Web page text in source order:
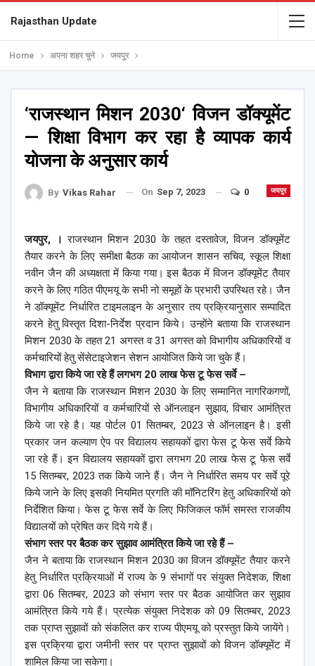
Rajasthan Update
Home अपना शहर चुने जयपुर
‘राजस्थान मिशन 2030‘ विजन डॉक्यूमेंट
— शिक्षा विभाग कर रहा है व्यापक कार्य
योजना के अनुसार कार्य
जयपुर
By Vikas Rahar On Sep 7, 2023 0
जयपुर, । राजस्थान मिशन 2030 के तहत दस्तावेज, विजन डॉक्यूमेंट
तैयार करने के लिए समीक्षा बैठक का आयोजन शासन सचिव, स्कूल शिक्षा
नवीन जैन की अध्यक्षता में किया गया। इस बैठक में विजन डॉक्यूमेंट तैयार
करने के लिए गठित पीएमयू के सभी नो समूहों के प्रभारी उपस्थित रहे। जैन
ने डॉक्यूमेंट निर्धारित टाइमलाइन के अनुसार तय प्रक्रियानुसार सम्पादित
करने हेतु विस्तृत दिशा-निर्देश प्रदान किये। उन्होंने बताया कि राजस्थान
मिशन 2030 के तहत 21 अगस्त व 31 अगस्त को विभागीय अधिकारियों व
कर्मचारियों हेतु सेंसेटाइजेशन सेशन आयोजित किये जा चुके हैं।
विभाग द्वारा किये जा रहे हैं लगभग 20 लाख फेस टू फेस सर्वे –
जैन ने बताया कि राजस्थान मिशन 2030 के लिए सम्मानित नागरिकगणों,
विभागीय अधिकारियों व कर्मचारियों से ऑनलाइन सुझाव, विचार आमंत्रित
किये जा रहे है। यह पोर्टल 01 सितम्बर, 2023 से ऑनलाइन है। इसी
प्रकार जन कल्याण ऐप पर विद्यालय सहायकों द्वारा फेस टू फेस सर्वे किये
जा रहे हैं। इन विद्यालय सहायकों द्वारा लगभग 20 लाख फेस टू फेस सर्वे
15 सितम्बर, 2023 तक किये जाने हैं। जैन ने निर्धारित समय पर सर्वे पूरे
किये जाने के लिए इसकी नियमित प्रगति की मॉनिटरिंग हेतु अधिकारियों को
निर्देशित किया। फेस टू फेस सर्वे के लिए फिजिकल फॉर्म समस्त राजकीय
विद्यालयों को प्रेषित कर दिये गये हैं।
संभाग स्तर पर बैठक कर सुझाव आमंत्रित किये जा रहे हैं –
जैन ने बताया कि राजस्थान मिशन 2030 का विजन डॉक्यूमेंट तैयार करने
हेतु निर्धारित प्रक्रियाओं में राज्य के 9 संभागों पर संयुक्त निदेशक, शिक्षा
द्वारा 06 सितम्बर, 2023 को संभाग स्तर पर बैठक आयोजित कर सुझाव
आमंत्रित किये गये हैं। प्रत्येक संयुक्त निदेशक को 09 सितम्बर, 2023
तक प्राप्त सुझावों को संकलित कर राज्य पीएमयू को प्रस्तुत किये जायेंगे।
इस प्रक्रिया द्वारा जमीनी स्तर पर प्राप्त सुझावों को विजन डॉक्यूमेंट में
शामिल किया जा सकेगा।